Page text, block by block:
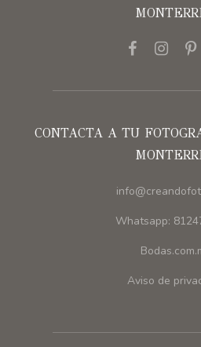
CONTACTA A TU
Whatsapp:
Aviso de